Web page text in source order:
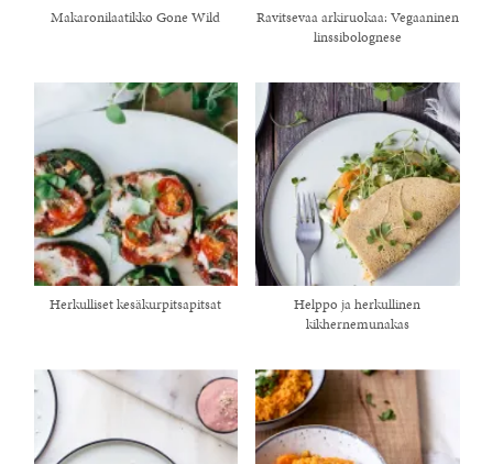
Makaronilaatikko Gone Wild
Ravitsevaa arkiruokaa: Vegaaninen
linssibolognese
Herkulliset kesäkurpitsapitsat
Helppo ja herkullinen
kikhernemunakas